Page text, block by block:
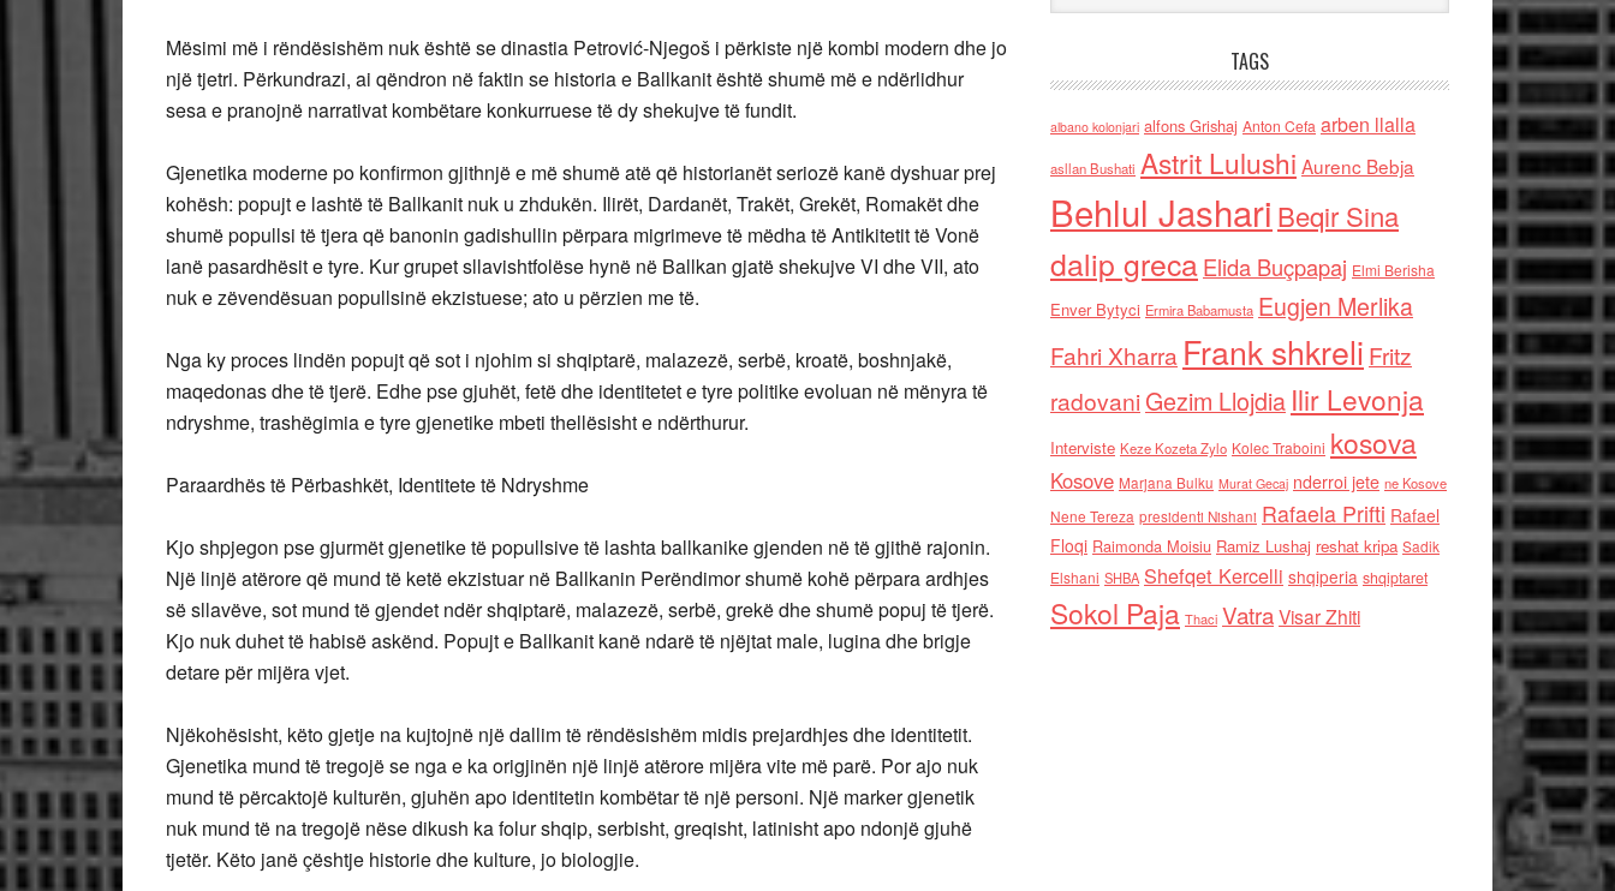
Mësimi më i rëndësishëm nuk është se dinastia Petrović-Njegoš i përkiste një kombi modern dhe jo
një tjetri. Përkundrazi, ai qëndron në faktin se historia e Ballkanit është shumë më e ndërlidhur
sesa e pranojnë narrativat kombëtare konkurruese të dy shekujve të fundit.
Gjenetika moderne po konfirmon gjithnjë e më shumë atë që historianët seriozë kanë dyshuar prej
kohësh: popujt e lashtë të Ballkanit nuk u zhdukën. Ilirët, Dardanët, Trakët, Grekët, Romakët dhe
shumë popullsi të tjera që banonin gadishullin përpara migrimeve të mëdha të Antikitetit të Vonë
lanë pasardhësit e tyre. Kur grupet sllavishtfolëse hynë në Ballkan gjatë shekujve VI dhe VII, ato
nuk e zëvendësuan popullsinë ekzistuese; ato u përzien me të.
Nga ky proces lindën popujt që sot i njohim si shqiptarë, malazezë, serbë, kroatë, boshnjakë,
maqedonas dhe të tjerë. Edhe pse gjuhët, fetë dhe identitetet e tyre politike evoluan në mënyra të
ndryshme, trashëgimia e tyre gjenetike mbeti thellësisht e ndërthurur.
Paraardhës të Përbashkët, Identitete të Ndryshme
Kjo shpjegon pse gjurmët gjenetike të popullsive të lashta ballkanike gjenden në të gjithë rajonin.
Një linjë atërore që mund të ketë ekzistuar në Ballkanin Perëndimor shumë kohë përpara ardhjes
së sllavëve, sot mund të gjendet ndër shqiptarë, malazezë, serbë, grekë dhe shumë popuj të tjerë.
Kjo nuk duhet të habisë askënd. Popujt e Ballkanit kanë ndarë të njëjtat male, lugina dhe brigje
detare për mijëra vjet.
Njëkohësisht, këto gjetje na kujtojnë një dallim të rëndësishëm midis prejardhjes dhe identitetit.
Gjenetika mund të tregojë se nga e ka origjinën një linjë atërore mijëra vite më parë. Por ajo nuk
mund të përcaktojë kulturën, gjuhën apo identitetin kombëtar të një personi. Një marker gjenetik
nuk mund të na tregojë nëse dikush ka folur shqip, serbisht, greqisht, latinisht apo ndonjë gjuhë
tjetër. Këto janë çështje historie dhe kulture, jo biologjie.
TAGS
albano kolonjari alfons Grishaj Anton Cefa arben llalla
asllan Bushati Astrit Lulushi Aurenc Bebja
Behlul Jashari Beqir Sina
dalip grecaElida Buçpapaj Elmi Berisha
Enver Bytyci Ermira Babamusta Eugjen Merlika
Fahri Xharra Frank shkreli Fritz
radovaniGezim Llojdia Ilir Levonja
Interviste Keze Kozeta Zylo Kolec Traboini kosova
Kosove Marjana Bulku Murat Gecaj nderroi jete ne Kosove
Nene Tereza presidenti Nishani Rafaela Prifti Rafael
Floqi Raimonda Moisiu Ramiz Lushaj reshat kripa Sadik
Elshani SHBA Shefqet Kercelli shqiperia shqiptaret
Sokol Paja Thaci VatraVisar Zhiti